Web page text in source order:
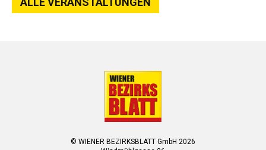
© WIENER BEZIRKSBLATT GmbH 2026